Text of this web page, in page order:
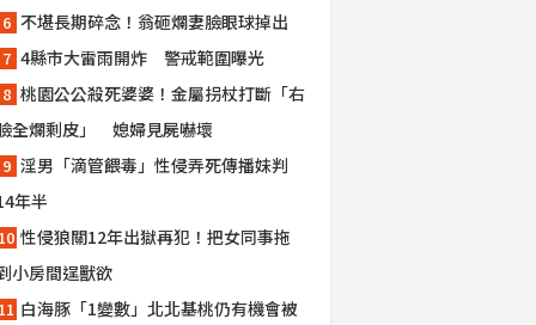
不堪長期碎念！翁砸爛妻臉眼球掉出
4縣市大雷雨開炸 警戒範圍曝光
桃園公公殺死婆婆！金屬拐杖打斷「右
全爛剩皮」 媳婦見屍嚇壞
淫男「滴管餵毒」性侵弄死傳播妹判
年半
性侵狼關12年出獄再犯！把女同事拖
小房間逞獸欲
白海豚「1變數」北北基桃仍有機會被